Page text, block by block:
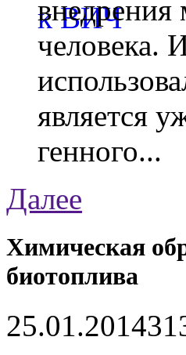
человека.
является
генного...
Далее
Химическая
биотоплива
25.01.2014